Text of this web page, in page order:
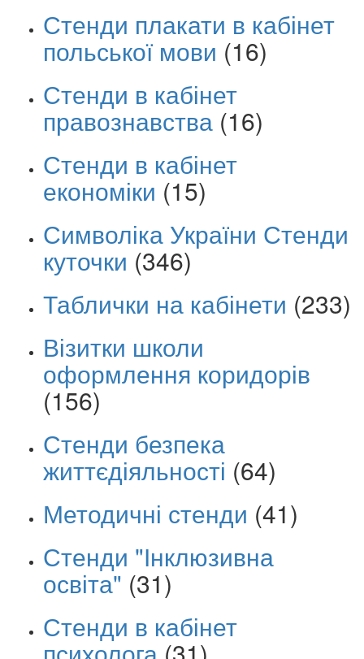
Стенди плакати в кабінет
польської мови (16)
Стенди в кабінет
правознавства (16)
Стенди в кабінет
економіки (15)
Символіка України Стенди
куточки (346)
Таблички на кабінети (233)
Візитки школи
оформлення коридорів
(156)
Стенди безпека
життєдіяльності (64)
Методичні стенди (41)
Стенди "Інклюзивна
освіта" (31)
Стенди в кабінет